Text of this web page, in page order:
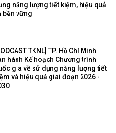
năng lượng tiết kiệm, hiệu quả
bền vững
TKNL] TP. Hồ Chí Minh
hành Kế hoạch Chương trình
gia về sử dụng năng lượng tiết
và hiệu quả giai đoạn 2026 -